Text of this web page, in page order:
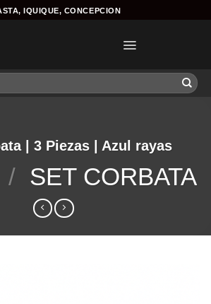
IQUIQUE, CONCEPCION
| 3 Piezas | Azul rayas
/ SET CORBATA